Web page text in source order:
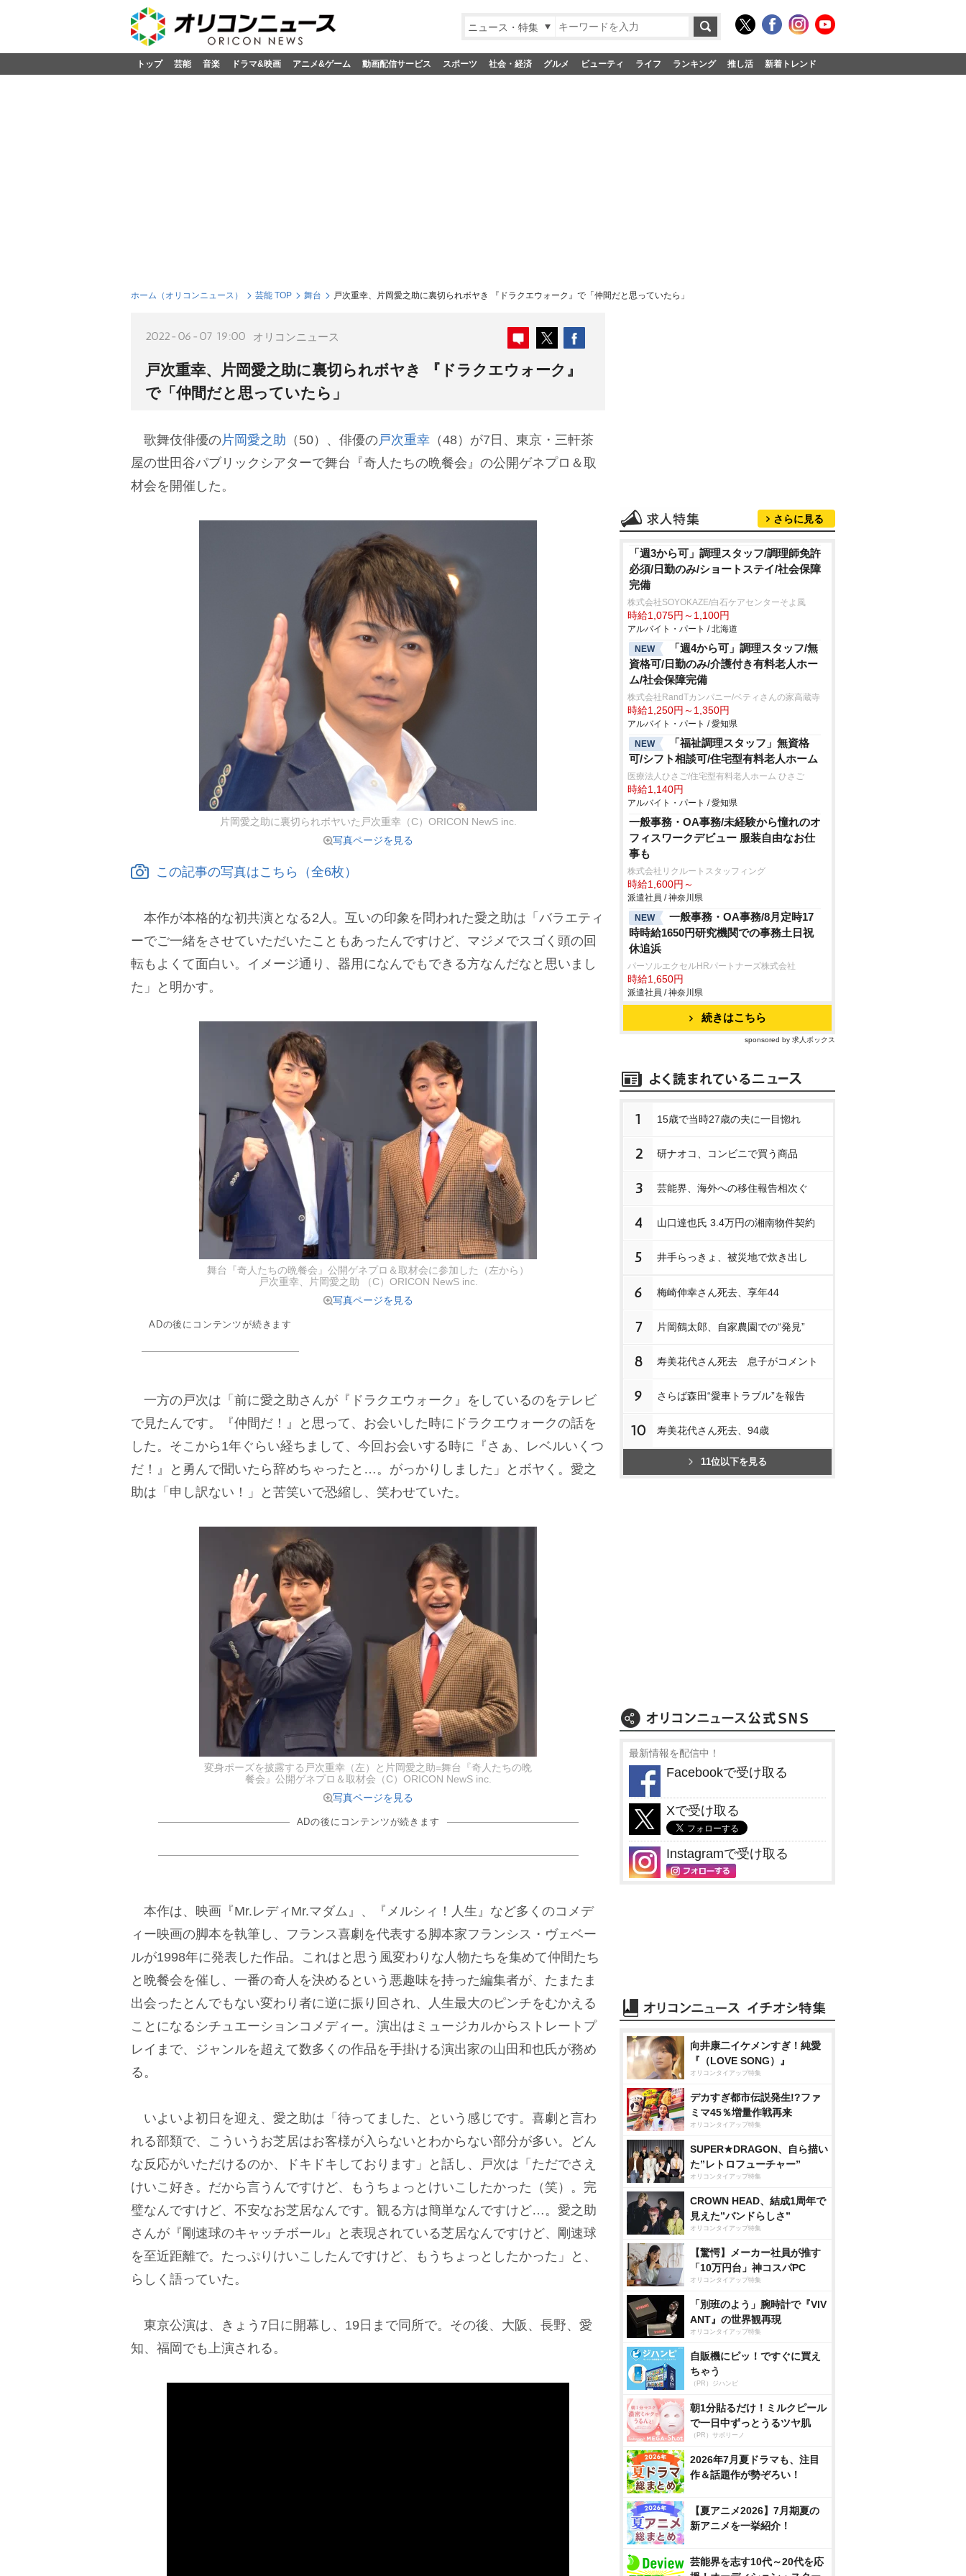
ニュース・特集
トップ 芸能 音楽 ドラマ&映画 アニメ&ゲーム 動画配信サービス スポーツ 社会・経済 グルメ ビューティ ライフ ランキング 推し活 新着トレンド
ホーム（オリコンニュース） 芸能 TOP 舞台 戸次重幸、片岡愛之助に裏切られボヤき 『ドラクエウォーク』で「仲間だと思っていたら」
2022-06-07 19:00 オリコンニュース
戸次重幸、片岡愛之助に裏切られボヤき 『ドラクエウォーク』
で「仲間だと思っていたら」
歌舞伎俳優の片岡愛之助 （50）、俳優の戸次重幸 （48）が7日、東京・三軒茶
屋の世田谷パブリックシアターで舞台『奇人たちの晩餐会』の公開ゲネプロ＆取
材会を開催した。
片岡愛之助に裏切られボヤいた戸次重幸（C）ORICON NewS inc.
写真ページを見る
この記事の写真はこちら（全6枚）
本作が本格的な初共演となる2人。互いの印象を問われた愛之助は「バラエティ
ーでご一緒をさせていただいたこともあったんですけど、マジメでスゴく頭の回
転もよくて面白い。イメージ通り、器用になんでもできる方なんだなと思いまし
た」と明かす。
舞台『奇人たちの晩餐会』公開ゲネプロ＆取材会に参加した（左から）
戸次重幸、片岡愛之助 （C）ORICON NewS inc.
写真ページを見る
ADの後にコンテンツが続きます
一方の戸次は「前に愛之助さんが『ドラクエウォーク』をしているのをテレビ
で見たんです。『仲間だ！』と思って、お会いした時にドラクエウォークの話を
した。そこから1年ぐらい経ちまして、今回お会いする時に『さぁ、レベルいくつ
だ！』と勇んで聞いたら辞めちゃったと…。がっかりしました」とボヤく。愛之
助は「申し訳ない！」と苦笑いで恐縮し、笑わせていた。
変身ポーズを披露する戸次重幸（左）と片岡愛之助=舞台『奇人たちの晩
餐会』公開ゲネプロ＆取材会（C）ORICON NewS inc.
写真ページを見る
ADの後にコンテンツが続きます
本作は、映画『Mr.レディMr.マダム』、『メルシィ！人生』など多くのコメデ
ィー映画の脚本を執筆し、フランス喜劇を代表する脚本家フランシス・ヴェベー
ルが1998年に発表した作品。これはと思う風変わりな人物たちを集めて仲間たち
と晩餐会を催し、一番の奇人を決めるという悪趣味を持った編集者が、たまたま
出会ったとんでもない変わり者に逆に振り回され、人生最大のピンチをむかえる
ことになるシチュエーションコメディー。演出はミュージカルからストレートプ
レイまで、ジャンルを超えて数多くの作品を手掛ける演出家の山田和也氏が務め
る。
いよいよ初日を迎え、愛之助は「待ってました、という感じです。喜劇と言わ
れる部類で、こういうお芝居はお客様が入らないとわからない部分が多い。どん
な反応がいただけるのか、ドキドキしております」と話し、戸次は「ただでさえ
けいこ好き。だから言うんですけど、もうちょっとけいこしたかった（笑）。完
璧なんですけど、不安なお芝居なんです。観る方は簡単なんですけど…。愛之助
さんが『剛速球のキャッチボール』と表現されている芝居なんですけど、剛速球
を至近距離で。たっぷりけいこしたんですけど、もうちょっとしたかった」と、
らしく語っていた。
東京公演は、きょう7日に開幕し、19日まで同所で。その後、大阪、長野、愛
知、福岡でも上演される。
さらに見る
「週3から可」調理スタッフ/調理師免許
必須/日勤のみ/ショートステイ/社会保障
完備
株式会社SOYOKAZE/白石ケアセンターそよ風
時給1,075円～1,100円
アルバイト・パート / 北海道
NEW
「週4から可」調理スタッフ/無
資格可/日勤のみ/介護付き有料老人ホー
ム/社会保障完備
株式会社RandTカンパニー/ベティさんの家高蔵寺
時給1,250円～1,350円
アルバイト・パート / 愛知県
NEW
「福祉調理スタッフ」無資格
可/シフト相談可/住宅型有料老人ホーム
医療法人ひさご/住宅型有料老人ホーム ひさご
時給1,140円
アルバイト・パート / 愛知県
一般事務・OA事務/未経験から憧れのオ
フィスワークデビュー 服装自由なお仕
事も
株式会社リクルートスタッフィング
時給1,600円～
派遣社員 / 神奈川県
NEW
一般事務・OA事務/8月定時17
時時給1650円研究機関での事務土日祝
休追浜
パーソルエクセルHRパートナーズ株式会社
時給1,650円
派遣社員 / 神奈川県
続きはこちら
sponsored by 求人ボックス
1 15歳で当時27歳の夫に一目惚れ
2 研ナオコ、コンビニで買う商品
3 芸能界、海外への移住報告相次ぐ
4 山口達也氏 3.4万円の湘南物件契約
5 井手らっきょ、被災地で炊き出し
6 梅崎伸幸さん死去、享年44
7 片岡鶴太郎、自家農園での“発見”
8 寿美花代さん死去 息子がコメント
9 さらば森田“愛車トラブル”を報告
10 寿美花代さん死去、94歳
11位以下を見る
最新情報を配信中！
Facebookで受け取る
Xで受け取る
Instagramで受け取る
向井康二イケメンすぎ！純愛
『（LOVE SONG）』
オリコンタイアップ特集
デカすぎ都市伝説発生!?ファ
ミマ45％増量作戦再来
オリコンタイアップ特集
SUPER★DRAGON、自ら描い
た”レトロフューチャー”
オリコンタイアップ特集
CROWN HEAD、結成1周年で
見えた”バンドらしさ”
オリコンタイアップ特集
【驚愕】メーカー社員が推す
「10万円台」神コスパPC
オリコンタイアップ特集
「別班のよう」腕時計で『VIV
ANT』の世界観再現
オリコンタイアップ特集
自販機にピッ！ですぐに買え
ちゃう
（PR）ジハンピ
朝1分貼るだけ！ミルクピール
で一日中ずっとうるツヤ肌
（PR）サボリーノ
2026年7月夏ドラマも、注目
作＆話題作が勢ぞろい！
【夏アニメ2026】7月期夏の
新アニメを一挙紹介！
芸能界を志す10代～20代を応